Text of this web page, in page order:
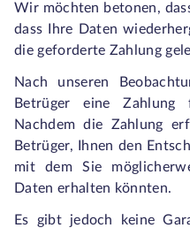
Wir möchten betonen,
dass Ihre Daten
die geforderte Zahlung
Nach unseren
Betrüger eine Zahlung
Nachdem die Zahlung
Betrüger, Ihnen den
mit dem Sie
Daten erhalten könnten.
Es gibt jedoch keine